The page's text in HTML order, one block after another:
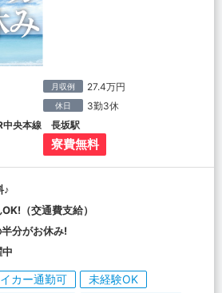
月収例 27.4万円
休日 3勤3休
中央本線 長坂駅
寮費無料
♪
（交通費支給）
分がお休み!
カー通勤可
未経験OK